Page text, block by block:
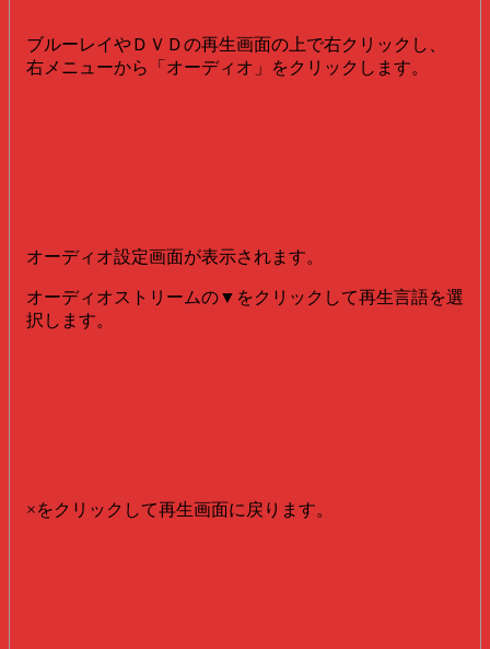
ブルーレイやＤＶＤの再生画面の上で右クリックし、
右メニューから「オーディオ」をクリックします。
オーディオ設定画面が表示されます。
オーディオストリームの▼をクリックして再生言語を選
択します。
×をクリックして再生画面に戻ります。